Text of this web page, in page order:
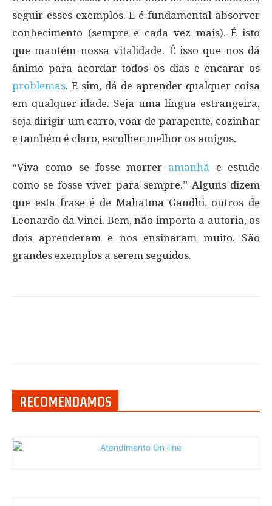
seguir esses exemplos. E é fundamental absorver
conhecimento (sempre e cada vez mais). É isto
que mantém nossa vitalidade. É isso que nos dá
ânimo para acordar todos os dias e encarar os
problemas. E sim, dá de aprender qualquer coisa
em qualquer idade. Seja uma língua estrangeira,
seja dirigir um carro, voar de parapente, cozinhar
e também é claro, escolher melhor os amigos.
“Viva como se fosse morrer amanhã e estude
como se fosse viver para sempre.” Alguns dizem
que esta frase é de Mahatma Gandhi, outros de
Leonardo da Vinci. Bem, não importa a autoria, os
dois aprenderam e nos ensinaram muito. São
grandes exemplos a serem seguidos.
RECOMENDAMOS